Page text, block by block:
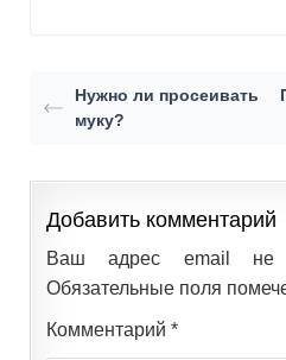
Нужно ли просеивать
муку?
Добавить комментарий
Ваш адрес email не
Обязательные поля
Комментарий *